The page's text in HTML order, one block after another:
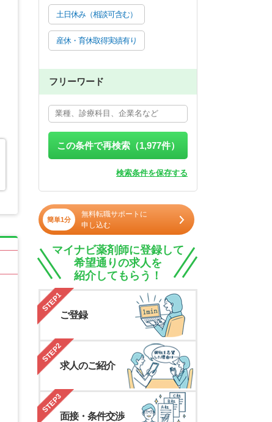
土日休み（相談可含む）
産休・育休取得実績有り
フリーワード
この条件で再検索（1,977件）
検索条件を保存する
簡単1分
無料転職サポートに
申し込む
マイナビ薬剤師に登録して
希望通りの求人を
紹介してもらう！
STEP1
ご登録
STEP2
求人のご紹介
STEP3
面接・条件交渉